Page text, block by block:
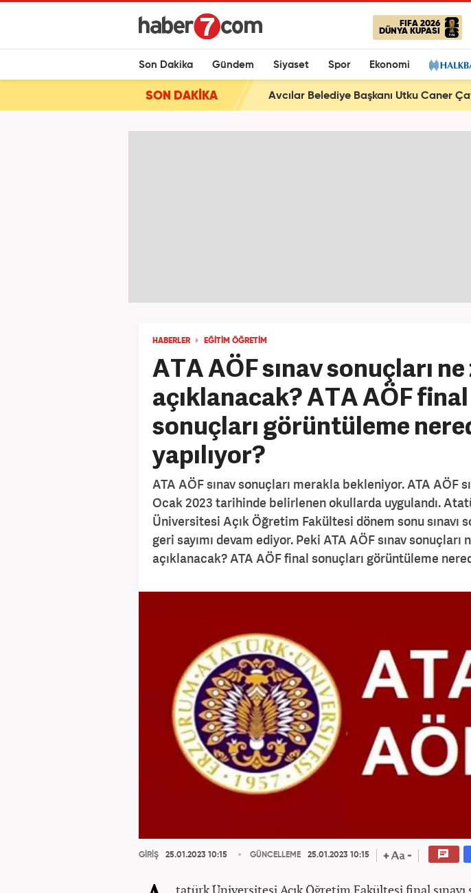
FIFA 2026
DÜNYA KUPASI
Son Dakika Gündem Siyaset Spor Ekonomi
SON DAKİKA Avcılar Belediye Başkanı Utku Caner
HABERLER EĞİTİM ÖĞRETİM
ATA AÖF sınav sonuçları
açıklanacak? ATA AÖF final
sonuçları görüntüleme
yapılıyor?
ATA AÖF sınav sonuçları merakla bekleniyor. ATA AÖF
Ocak 2023 tarihinde belirlenen okullarda uygulandı.
Üniversitesi Açık Öğretim Fakültesi dönem sonu sınavı
geri sayımı devam ediyor. Peki ATA AÖF sınav sonuçları
açıklanacak? ATA AÖF final sonuçları görüntüleme
GİRİŞ 25.01.2023 10:15 GÜNCELLEME 25.01.2023 10:15
tatürk Üniversitesi AçıkÖğretimFakültesi final